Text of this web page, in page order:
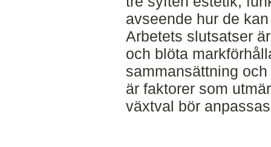
avseende hur de
Arbetets slutsatser
och blöta
sammansättning
är faktorer som
växtval bör